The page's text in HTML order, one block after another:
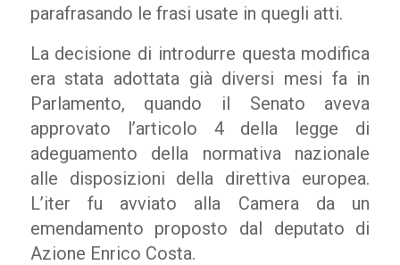
parafrasando le frasi usate in quegli atti.
La decisione di introdurre questa modifica
era stata adottata già diversi mesi fa in
Parlamento, quando il Senato aveva
approvato l’articolo 4 della legge di
adeguamento della normativa nazionale
alle disposizioni della direttiva europea.
L’iter fu avviato alla Camera da un
emendamento proposto dal deputato di
Azione Enrico Costa.